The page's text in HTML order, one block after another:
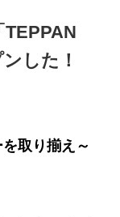
した！
取り揃え～